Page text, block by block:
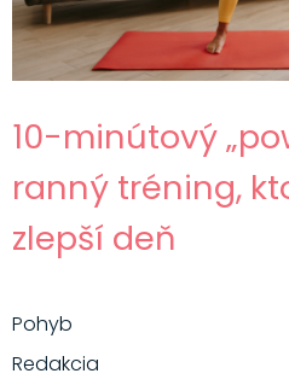
10-minútový
ranný tréning,
zlepší deň
Pohyb
Redakcia